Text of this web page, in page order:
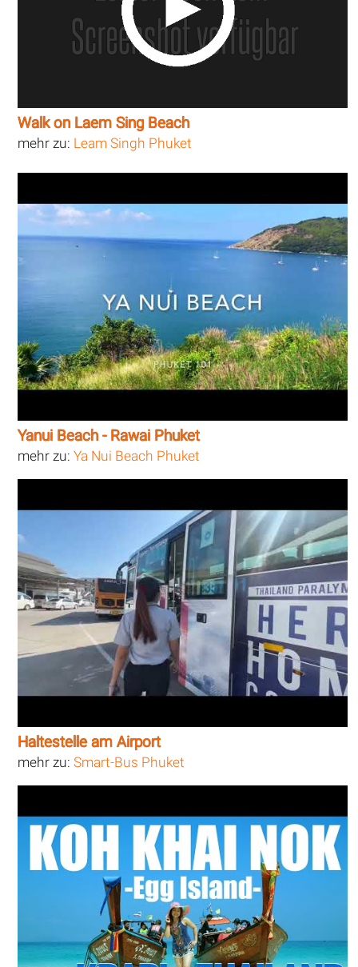
Walk on Laem Sing Beach
mehr zu: Leam Singh Phuket
Yanui Beach - Rawai Phuket
mehr zu:Ya Nui Beach Phuket
Haltestelle am Airport
mehr zu:Smart-Bus Phuket